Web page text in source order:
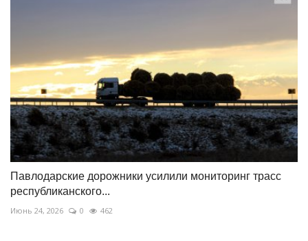
Павлодарские дорожники усилили мониторинг трасс
республиканского...
Июнь 24, 2026 0 462